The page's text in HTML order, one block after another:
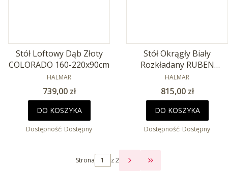
Stół Loftowy Dąb Złoty
COLORADO 160-220x90cm
PRODUCENT
HALMAR
Cena
739,00 zł
DO KOSZYKA
Dostępność: Dostępny
Stół Okrągły Biały
Rozkładany RUBEN
102x102cm
PRODUCENT
HALMAR
Cena
815,00 zł
DO KOSZYKA
Dostępność: Dostępny
Strona z 2
PRZEJDŹ DO